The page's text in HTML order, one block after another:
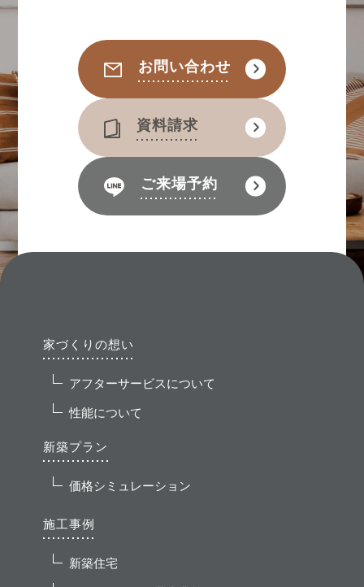
お問い合わせ
資料請求
ご来場予約
家づくりの想い
アフターサービスについて
性能について
新築プラン
価格シミュレーション
施工事例
新築住宅